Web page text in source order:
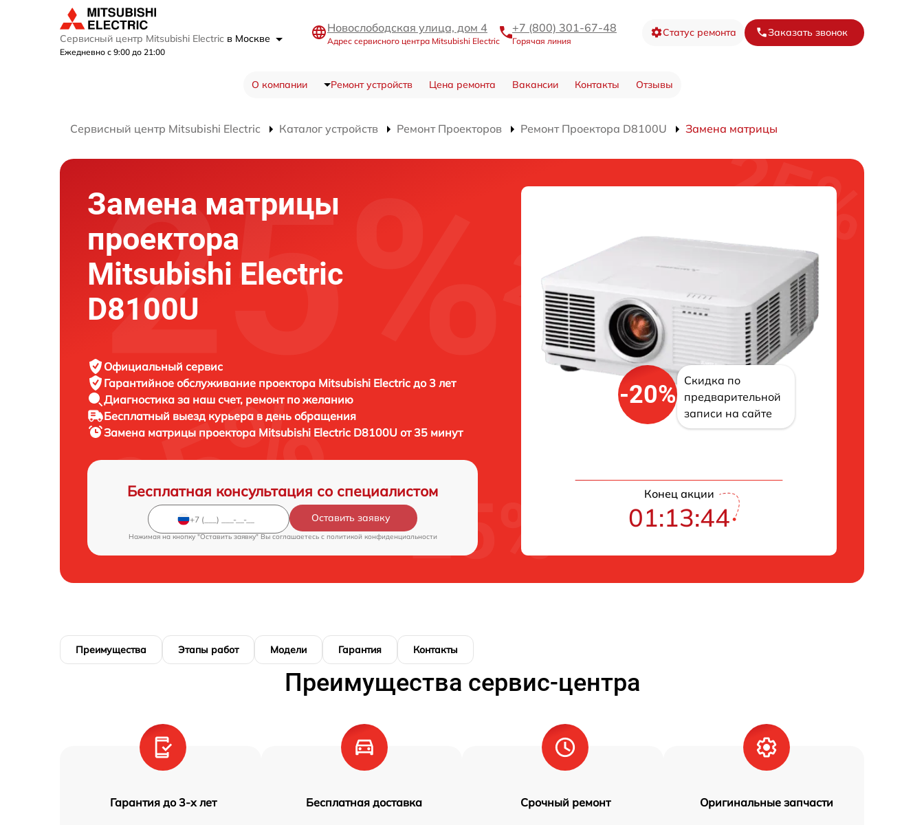
Сервисный центр Mitsubishi Electric в Москве
Ежедневно с 9:00 до 21:00
Новослободская улица, дом 4
Адрес сервисного центра Mitsubishi Electric
+7 (800) 301-67-48
Горячая линия
Статус ремонта Заказать звонок
О компании Ремонт устройств Цена ремонта Вакансии Контакты Отзывы
Сервисный центр Mitsubishi Electric Каталог устройств Ремонт Проекторов Ремонт Проектора D8100U Замена матрицы
Замена матрицы
проектора
Mitsubishi Electric
D8100U
Официальный сервис
Гарантийное обслуживание проектора Mitsubishi Electric до 3 лет
Диагностика за наш счет, ремонт по желанию
Бесплатный выезд курьера в день обращения
Замена матрицы проектора Mitsubishi Electric D8100U от 35 минут
Бесплатная консультация со специалистом
Оставить заявку
Нажимая на кнопку "Оставить заявку" Вы соглашаетесь c политикой конфиденциальности
-20%
Скидка по
предварительной
записи на сайте
Конец акции
01:13:43
Преимущества Этапы работ Модели Гарантия Контакты
Преимущества сервис-центра
Гарантия до 3-х лет Бесплатная доставка Срочный ремонт Оригинальные запчасти